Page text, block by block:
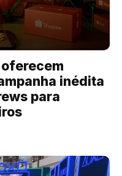
oferecem
inédita
para